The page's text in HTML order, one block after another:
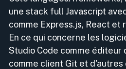
une stack full Javascript
comme Express.js, React et
En ce qui concerne les
Studio Code comme éditeur
comme client Git et d'autres